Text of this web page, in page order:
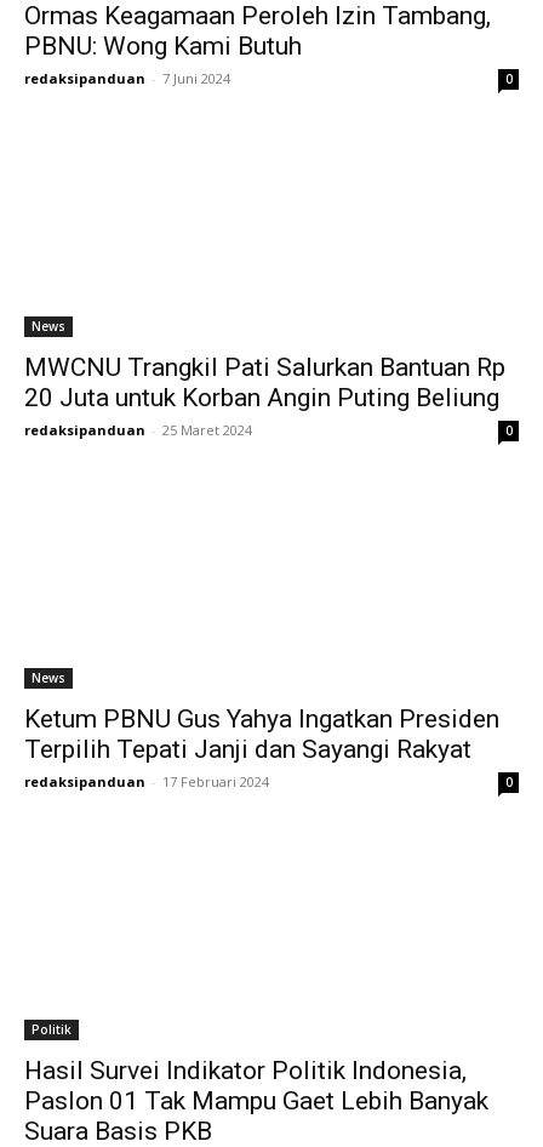
Ormas Keagamaan Peroleh Izin Tambang,
PBNU: Wong Kami Butuh
redaksipanduan - 7 Juni 2024 0
News
MWCNU Trangkil Pati Salurkan Bantuan Rp
20 Juta untuk Korban Angin Puting Beliung
redaksipanduan - 25 Maret 2024 0
News
Ketum PBNU Gus Yahya Ingatkan Presiden
Terpilih Tepati Janji dan Sayangi Rakyat
redaksipanduan - 17 Februari 2024 0
Politik
Hasil Survei Indikator Politik Indonesia,
Paslon 01 Tak Mampu Gaet Lebih Banyak
Suara Basis PKB